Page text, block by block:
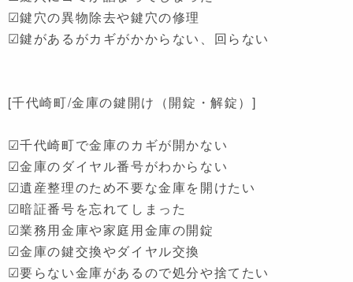
☑鍵穴の異物除去や鍵穴の修理
☑鍵があるがカギがかからない、回らない
[千代崎町/金庫の鍵開け（開錠・解錠）]
☑千代崎町で金庫のカギが開かない
☑金庫のダイヤル番号がわからない
☑遺産整理のため不要な金庫を開けたい
☑暗証番号を忘れてしまった
☑業務用金庫や家庭用金庫の開錠
☑金庫の鍵交換やダイヤル交換
☑要らない金庫があるので処分や捨てたい